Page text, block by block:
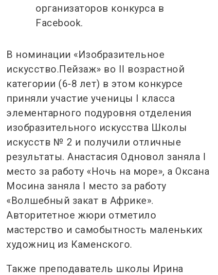
организаторов конкурса в
Facebook.
В номинации «Изобразительное
искусство.Пейзаж» во II возрастной
категории (6-8 лет) в этом конкурсе
приняли участие ученицы I класса
элементарного подуровня отделения
изобразительного искусства Школы
искусств № 2 и получили отличные
результаты. Анастасия Одновол заняла I
место за работу «Ночь на море», а Оксана
Мосина заняла I место за работу
«Волшебный закат в Африке».
Авторитетное жюри отметило
мастерство и самобытность маленьких
художниц из Каменского.
Также преподаватель школы Ирина